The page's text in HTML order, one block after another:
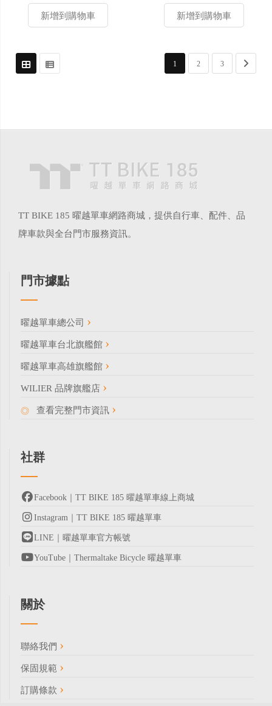
新增到購物車 新增到購物車
頁面
您正在閱讀網頁
1 頁面
2 頁面
3 頁面
下一步
TT BIKE 185 曜越單車網路商城，提供自行車、配件、品
牌車款與全台門市服務資訊。
門市據點
曜越單車總公司
曜越單車台北旗艦館
曜越單車高雄旗艦館
WILIER 品牌旗艦店
查看完整門市資訊
社群
Facebook｜TT BIKE 185 曜越單車線上商城
Instagram｜TT BIKE 185 曜越單車
LINE｜曜越單車官方帳號
YouTube｜Thermaltake Bicycle 曜越單車
關於
聯絡我們
保固規範
訂購條款